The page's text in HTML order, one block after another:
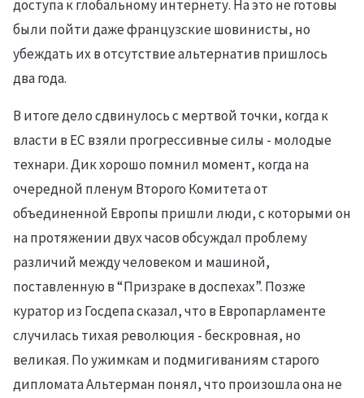
доступа к глобальному интернету. На это не готовы
были пойти даже французские шовинисты, но
убеждать их в отсутствие альтернатив пришлось
два года.
В итоге дело сдвинулось с мертвой точки, когда к
власти в ЕС взяли прогрессивные силы - молодые
технари. Дик хорошо помнил момент, когда на
очередной пленум Второго Комитета от
объединенной Европы пришли люди, с которыми он
на протяжении двух часов обсуждал проблему
различий между человеком и машиной,
поставленную в “Призраке в доспехах”. Позже
куратор из Госдепа сказал, что в Европарламенте
случилась тихая революция - бескровная, но
великая. По ужимкам и подмигиваниям старого
дипломата Альтерман понял, что произошла она не